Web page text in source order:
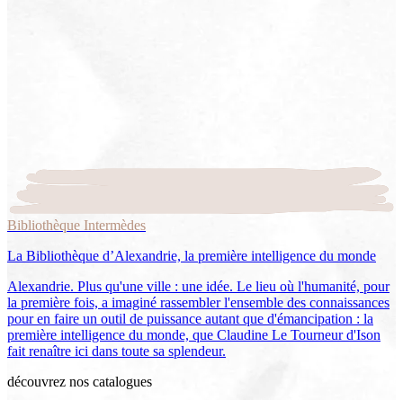
Bibliothèque Intermèdes
La Bibliothèque d’Alexandrie, la première intelligence du monde
Alexandrie. Plus qu'une ville : une idée. Le lieu où l'humanité, pour
la première fois, a imaginé rassembler l'ensemble des connaissances
pour en faire un outil de puissance autant que d'émancipation : la
première intelligence du monde, que Claudine Le Tourneur d'Ison
fait renaître ici dans toute sa splendeur.
découvrez nos catalogues